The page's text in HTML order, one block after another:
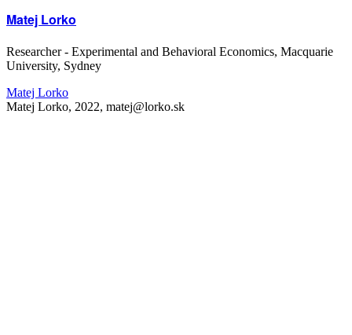
Matej Lorko
Researcher - Experimental and Behavioral Economics, Macquarie
University, Sydney
Matej Lorko
Matej Lorko, 2022, matej@lorko.sk